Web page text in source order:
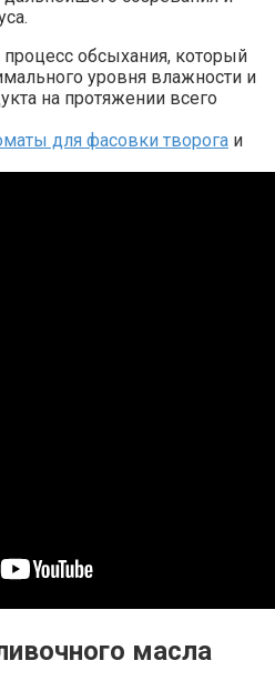
обсыхания, который
уровня влажности и
на протяжении всего
для фасовки творога и
масла